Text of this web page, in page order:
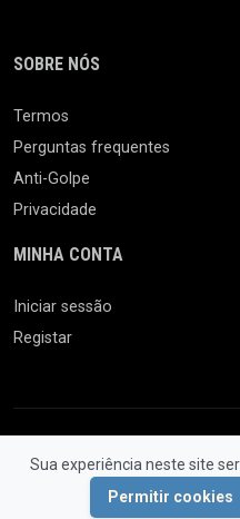
Sua experiência neste site
Permitir cookies
SOBRE NÓS
Termos
Perguntas frequentes
Anti-Golpe
Privacidade
MINHA CONTA
Iniciar sessão
Registar
© 2026 Ferro Velho.